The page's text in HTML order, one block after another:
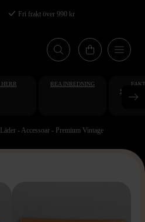
Fri frakt över 990 kr
HERR REA INREDNING
- Accessoar - Premium Vintage